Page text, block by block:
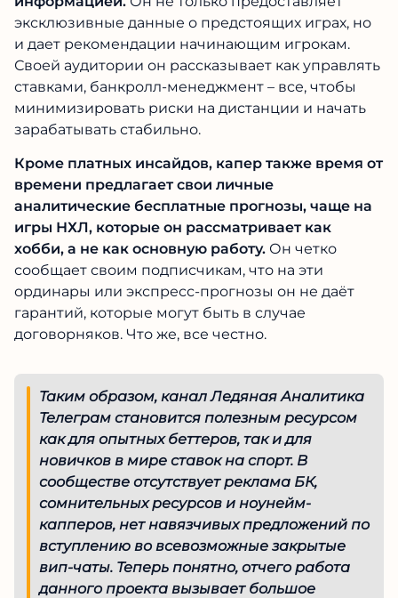
В канале Ледяная Аналитика почти каждый
день можно найти анонсы хоккейных матчей,
где каппер сообщества делится
инсайдерской информацией.Он не только
предоставляет эксклюзивные данные о
предстоящих играх, но и дает рекомендации
рассказывает как управлять ставками,
банкролл-менеджмент – все, чтобы
минимизировать риски на дистанции и начать
зарабатывать стабильно.
Кроме платных инсайдов, капер также время
от времени предлагает свои личные
аналитические бесплатные прогнозы, чаще
на игры НХЛ, которые он рассматривает как
сообщает своим подписчикам, что на эти
ординары или экспресс-прогнозы он не даёт
гарантий, которые могут быть в случае
договорняков. Что же, все честно.
Таким образом, канал Ледяная
Аналитика Телеграм становится
полезным ресурсом как для опытных
беттеров, так и для новичков в мире
ставок на спорт. В сообществе